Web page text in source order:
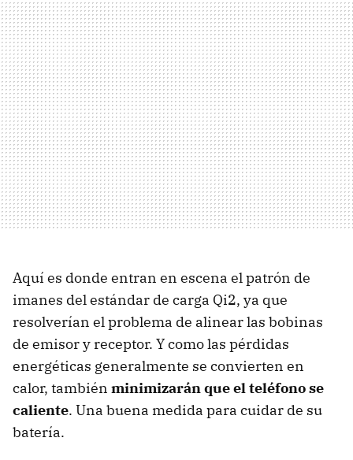
Aquí es donde entran en escena el patrón de
imanes del estándar de carga Qi2, ya que
resolverían el problema de alinear las bobinas
de emisor y receptor. Y como las pérdidas
energéticas generalmente se convierten en
calor, también minimizarán que el teléfono se
caliente. Una buena medida para cuidar de su
batería.